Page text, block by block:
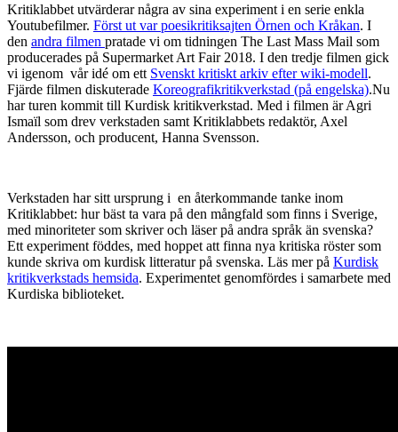
Kritiklabbet utvärderar några av sina experiment i en serie enkla
Youtubefilmer. Först ut varpoesikritiksajten Örnen och Kråkan. I
den andra filmen pratade vi om tidningen The Last Mass Mail som
producerades på Supermarket Art Fair 2018. I den tredje filmen gick
vi igenom vår idé om ett Svenskt kritiskt arkiv efter wiki-modell.
Fjärde filmen diskuterade Koreografikritikverkstad (på engelska).Nu
har turen kommit till Kurdisk kritikverkstad. Med i filmen är Agri
Ismaïl som drev verkstaden samt Kritiklabbets redaktör, Axel
Andersson, och producent, Hanna Svensson.
Verkstaden har sitt ursprung i en återkommande tanke inom
Kritiklabbet: hur bäst ta vara på den mångfald som finns i Sverige,
med minoriteter som skriver och läser på andra språk än svenska?
Ett experiment föddes, med hoppet att finna nya kritiska röster som
kunde skriva om kurdisk litteratur på svenska. Läs mer på Kurdisk
kritikverkstads hemsida. Experimentet genomfördes i samarbete med
Kurdiska biblioteket.